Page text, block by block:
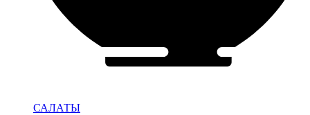
САЛАТЫ